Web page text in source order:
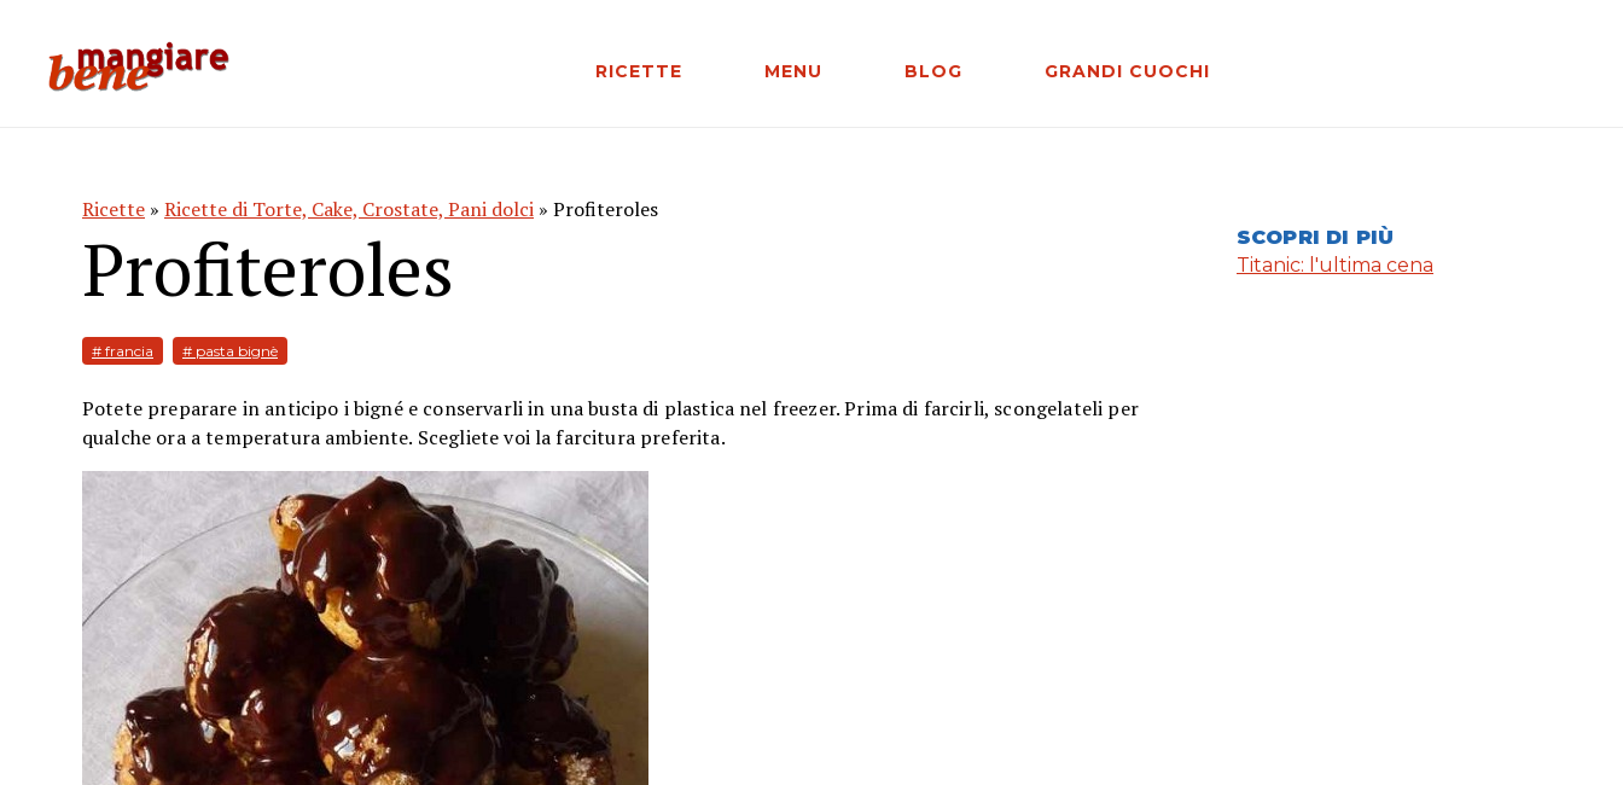
RICETTE MENU BLOG GRANDI CUOCHI
Ricette » Ricette di Torte, Cake, Crostate, Pani dolci » Profiteroles
Profiteroles
# francia # pasta bignè
Potete preparare in anticipo i bigné e conservarli in una busta di plastica nel freezer. Prima di farcirli, scongelateli per
qualche ora a temperatura ambiente. Scegliete voi la farcitura preferita.
SCOPRI DI PIÙ
Titanic: l'ultima cena